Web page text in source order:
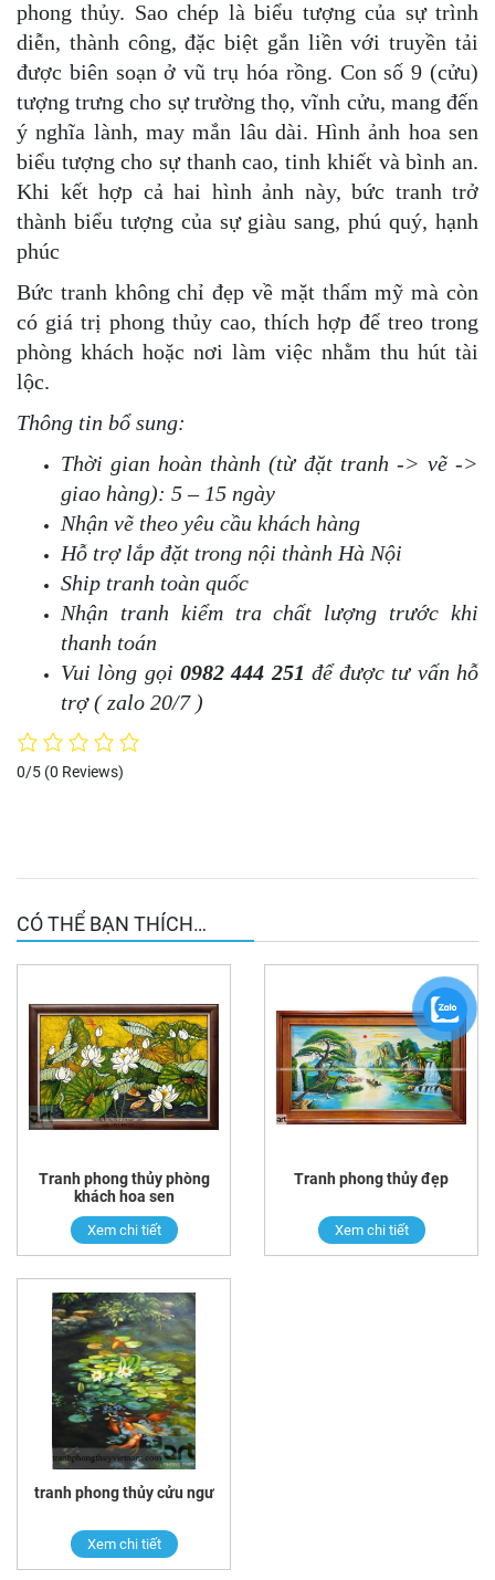
phong thủy. Sao chép là biểu tượng của sự trình
diễn, thành công, đặc biệt gắn liền với truyền tải
được biên soạn ở vũ trụ hóa rồng. Con số 9 (cửu)
tượng trưng cho sự trường thọ, vĩnh cửu, mang đến
ý nghĩa lành, may mắn lâu dài. Hình ảnh hoa sen
biểu tượng cho sự thanh cao, tinh khiết và bình an.
Khi kết hợp cả hai hình ảnh này, bức tranh trở
thành biểu tượng của sự giàu sang, phú quý, hạnh
phúc
Bức tranh không chỉ đẹp về mặt thẩm mỹ mà còn
có giá trị phong thủy cao, thích hợp để treo trong
phòng khách hoặc nơi làm việc nhằm thu hút tài
lộc.
Thông tin bổ sung:
Thời gian hoàn thành (từ đặt tranh -> vẽ ->
giao hàng): 5 – 15 ngày
Nhận vẽ theo yêu cầu khách hàng
Hỗ trợ lắp đặt trong nội thành Hà Nội
Ship tranh toàn quốc
Nhận tranh kiểm tra chất lượng trước khi
thanh toán
Vui lòng gọi 0982 444 251 để được tư vấn hỗ
trợ ( zalo 20/7 )
0/5 (0 Reviews)
CÓ THỂ BẠN THÍCH…
Tranh phong thủy phòng
khách hoa sen
Xem chi tiết
Tranh phong thủy đẹp
Xem chi tiết
tranh phong thủy cửu ngư
Xem chi tiết